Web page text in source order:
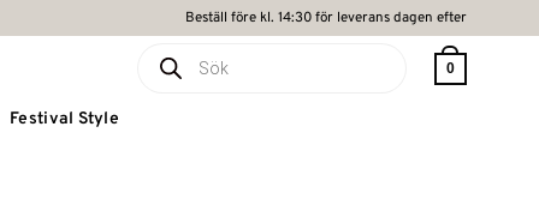
Beställ före kl. 14:30 för leverans dagen efter
0
Festival Style